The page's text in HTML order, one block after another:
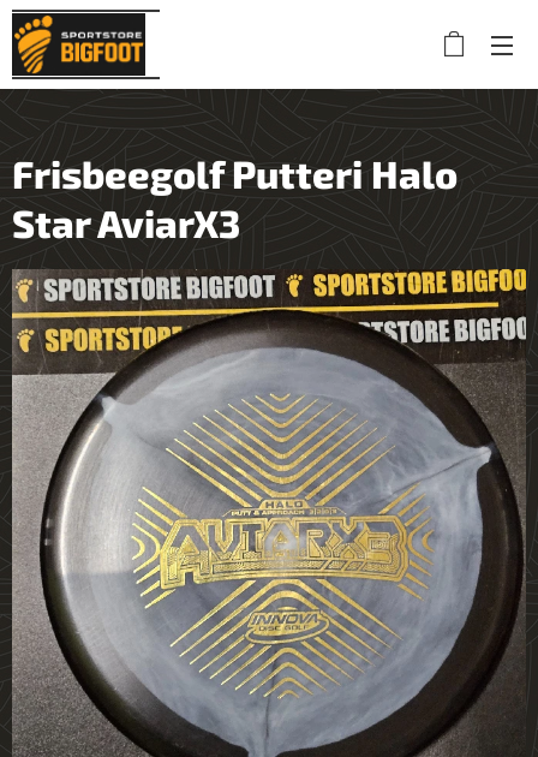
Frisbeegolf Putteri Halo
Star AviarX3